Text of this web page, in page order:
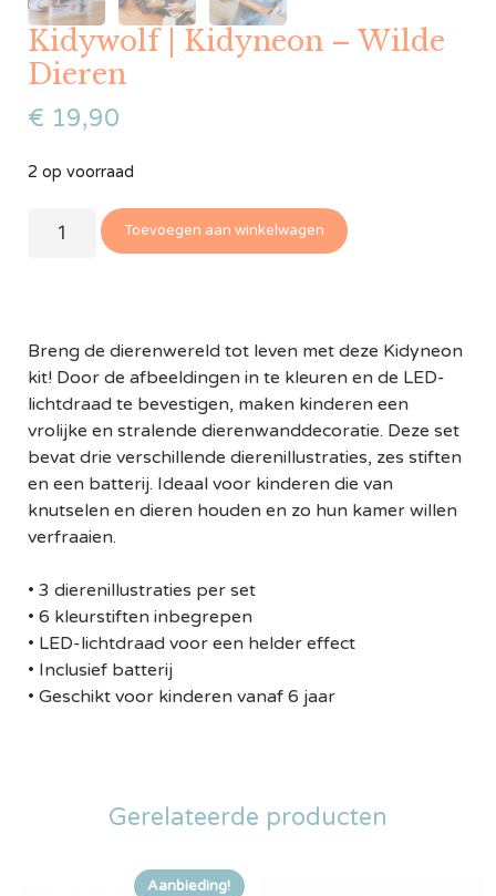
Kidywolf | Kidyneon – Wilde
Dieren
€ 19,90
2 op voorraad
Toevoegen aan winkelwagen
Breng de dierenwereld tot leven met deze Kidyneon
kit! Door de afbeeldingen in te kleuren en de LED-
lichtdraad te bevestigen, maken kinderen een
vrolijke en stralende dierenwanddecoratie. Deze set
bevat drie verschillende dierenillustraties, zes stiften
en een batterij. Ideaal voor kinderen die van
knutselen en dieren houden en zo hun kamer willen
verfraaien.
• 3 dierenillustraties per set
• 6 kleurstiften inbegrepen
• LED-lichtdraad voor een helder effect
• Inclusief batterij
• Geschikt voor kinderen vanaf 6 jaar
Gerelateerde producten
Aanbieding!